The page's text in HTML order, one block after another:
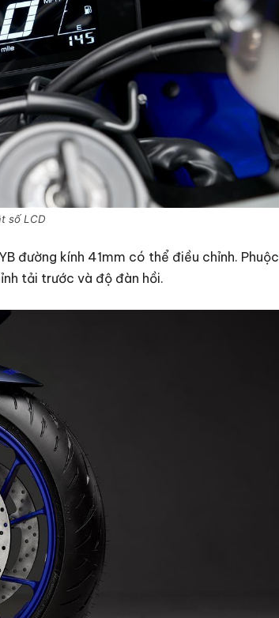
số LCD
đường kính 41mm có thể điều chỉnh. Phuộc
tải trước và độ đàn hồi.